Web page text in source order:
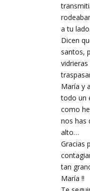
a tu lado.
Dicen
santos,
María y
todo un
como
nos has
alto…
Gracias
tan
María !!